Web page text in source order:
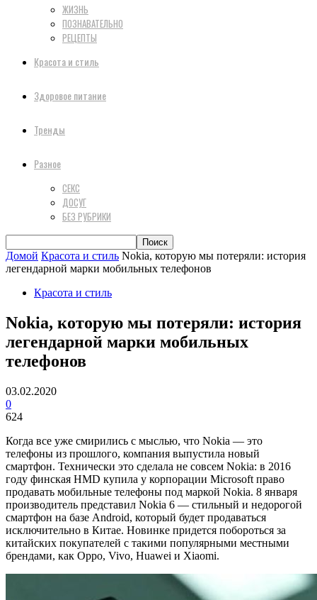
ЖИЗНЬ
ПОЗНАВАТЕЛЬНО
РЕЦЕПТЫ
Красота и стиль
Здоровое питание
Тренды
Разное
СЕКС
ДОСУГ
БЕЗ РУБРИКИ
Домой Красота и стиль Nokia, которую мы потеряли: история
легендарной марки мобильных телефонов
Красота и стиль
Nokia, которую мы потеряли: история
легендарной марки мобильных
телефонов
03.02.2020
0
624
Когда все уже смирились с мыслью, что Nokia — это
телефоны из прошлого, компания выпустила новый
смартфон. Технически это сделала не совсем Nokia: в 2016
году финская HMD купила у корпорации Microsoft право
продавать мобильные телефоны под маркой Nokia. 8 января
производитель представил Nokia 6 — стильный и недорогой
смартфон на базе Android, который будет продаваться
исключительно в Китае. Новинке придется побороться за
китайских покупателей с такими популярными местными
брендами, как Oppo, Vivo, Huawei и Xiaomi.